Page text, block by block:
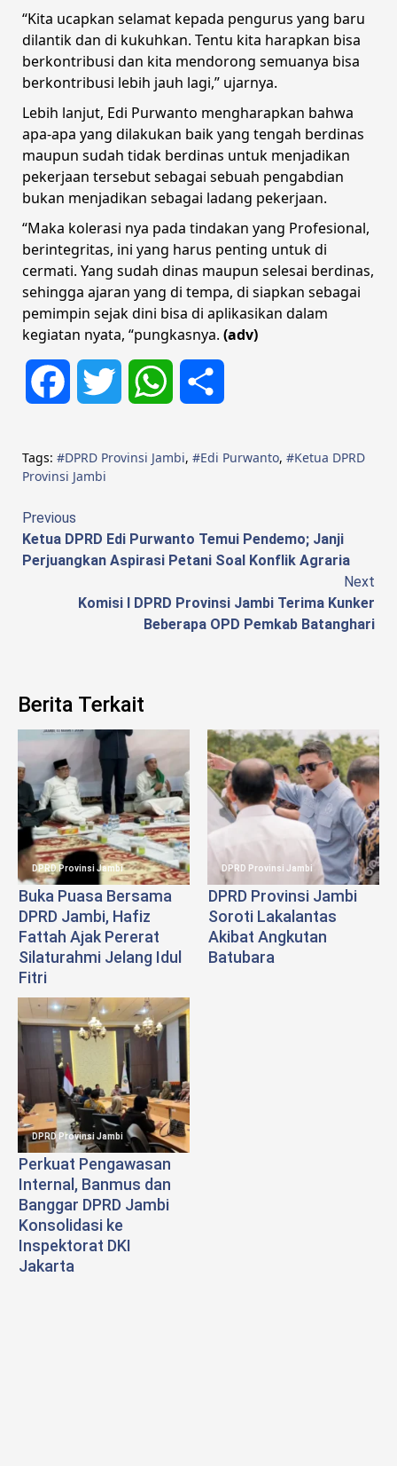
“Kita ucapkan selamat kepada pengurus yang baru
dilantik dan di kukuhkan. Tentu kita harapkan bisa
berkontribusi dan kita mendorong semuanya bisa
berkontribusi lebih jauh lagi,” ujarnya.
Lebih lanjut, Edi Purwanto mengharapkan bahwa
apa-apa yang dilakukan baik yang tengah berdinas
maupun sudah tidak berdinas untuk menjadikan
pekerjaan tersebut sebagai sebuah pengabdian
bukan menjadikan sebagai ladang pekerjaan.
“Maka kolerasi nya pada tindakan yang Profesional,
berintegritas, ini yang harus penting untuk di
cermati. Yang sudah dinas maupun selesai berdinas,
sehingga ajaran yang di tempa, di siapkan sebagai
pemimpin sejak dini bisa di aplikasikan dalam
kegiatan nyata, “pungkasnya. (adv)
Facebook Twitter WhatsApp
Tags: #DPRD Provinsi Jambi, #Edi Purwanto, #Ketua DPRD
Provinsi Jambi
Continue
Reading
Previous
Ketua DPRD Edi Purwanto Temui Pendemo; Janji
Perjuangkan Aspirasi Petani Soal Konflik Agraria
Next
Komisi I DPRD Provinsi Jambi Terima Kunker
Beberapa OPD Pemkab Batanghari
Berita Terkait
DPRD Provinsi Jambi
Buka Puasa Bersama
DPRD Jambi, Hafiz
Fattah Ajak Pererat
Silaturahmi Jelang Idul
Fitri
DPRD Provinsi Jambi
DPRD Provinsi Jambi
Soroti Lakalantas
Akibat Angkutan
Batubara
DPRD Provinsi Jambi
Perkuat Pengawasan
Internal, Banmus dan
Banggar DPRD Jambi
Konsolidasi ke
Inspektorat DKI
Jakarta